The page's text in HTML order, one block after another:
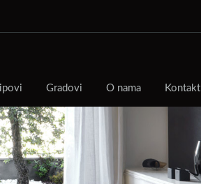
Gradovi O nama Kontakt